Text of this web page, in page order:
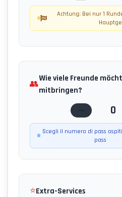
Achtung: Bei nur 1
👥
Wie viele Freunde
mitbringen?
0
Scegli il numero di pass
pass
⭐Extra-Services